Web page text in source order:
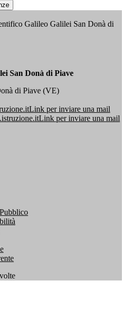
Galileo Galilei San Donà di
San Donà di Piave
di Piave (VE)
Link per inviare una mail
Link per inviare una mail
volte